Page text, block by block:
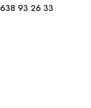
638 93 26 33